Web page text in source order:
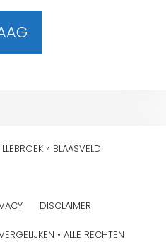
» BLAASVELD
DISCLAIMER
• ALLE RECHTEN